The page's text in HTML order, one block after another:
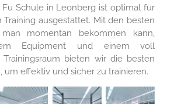
Fu Schule in Leonberg ist optimal für
Training ausgestattet. Mit den besten
momentan bekommen kann,
Equipment und einem voll
Trainingsraum bieten wir die besten
um effektiv und sicher zu trainieren.